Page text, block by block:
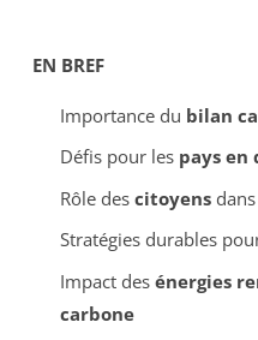
EN BREF
Importance du bilan
Défis pour les pays en
Rôle des citoyensdans
Stratégies durables
Impact des énergies
carbone